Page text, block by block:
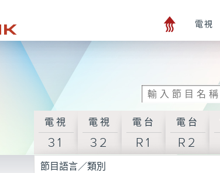
電視
電視
31
電視
32
電台
R1
電台
R2
節目語言／類別